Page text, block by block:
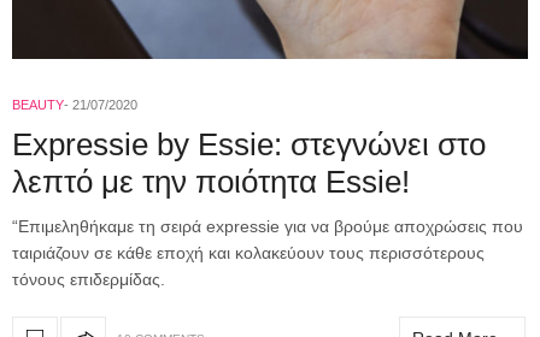
BEAUTY 21/07/2020
Εxpressie by Essie: στεγνώνει στο
λεπτό με την ποιότητα Essie!
“Επιμεληθήκαμε τη σειρά expressie για να βρούμε αποχρώσεις που
ταιριάζουν σε κάθε εποχή και κολακεύουν τους περισσότερους
τόνους επιδερμίδας.